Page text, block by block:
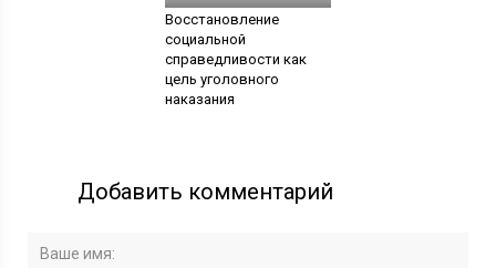
Восстановление
социальной
справедливости как
цель уголовного
наказания
Добавить комментарий